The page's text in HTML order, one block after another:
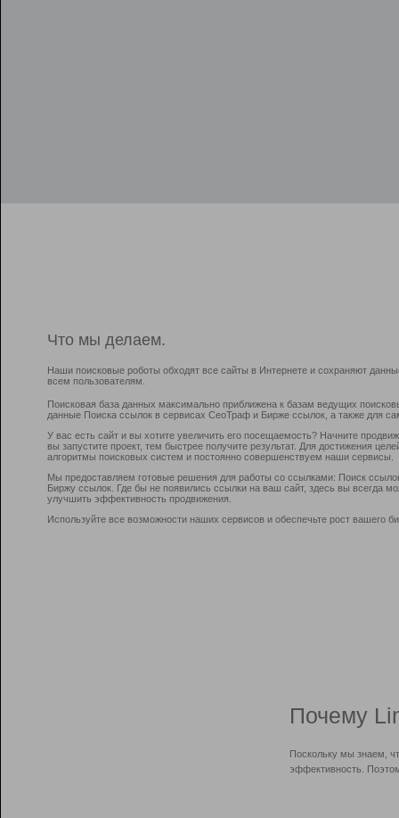
Что мы делаем.
Наши поисковые роботы обходят все сайты в Интернете и сохраняют
всем пользователям.
Поисковая база данных максимально приближена к базам ведущих
данные Поиска ссылок в сервисах СеоТраф и Бирже ссылок, а также для
У вас есть сайт и вы хотите увеличить его посещаемость? Начните
вы запустите проект, тем быстрее получите результат. Для достижения
алгоритмы поисковых систем и постоянно совершенствуем наши сервисы.
Мы предоставляем готовые решения для работы со ссылками: Поиск
Биржу ссылок. Где бы не появились ссылки на ваш сайт, здесь вы всегда
улучшить эффективность продвижения.
Используйте все возможности наших сервисов и обеспечьте рост вашего
Почему
Поскольку мы знаем,
эффективность.